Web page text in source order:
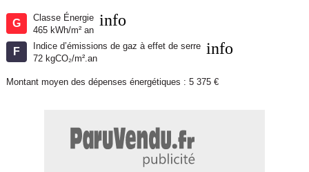
G
Classe Énergie
465 kWh/m² an
info
F
Indice d’émissions de gaz à effet de serre
72 kgCO₂/m².an
info
Montant moyen des dépenses énergétiques : 5 375 €